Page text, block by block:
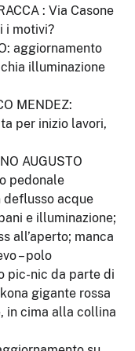
: Via Casone
i motivi?
aggiornamento
illuminazione
MENDEZ:
per inizio lavori,
AUGUSTO
pedonale
acque
e illuminazione;
all’aperto; manca
– polo
pic-nic da parte di
gigante rossa
in cima alla collina